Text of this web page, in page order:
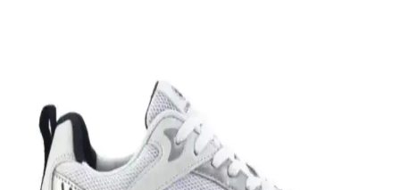
Nike Air Force 1, ikonik tasarımı ve teknolojik özellikleriyle spor ve
günlük yaşamda vazgeçilmez bir tercih. Konfor ve şıklığı bir araya
getirir, farklı tarzlara uyum sağlar.
Nike Team Hustle: Çok Yönlü Spor ve Günlük
Kullanım İçin Modern Ayakkabı Seçenekleri